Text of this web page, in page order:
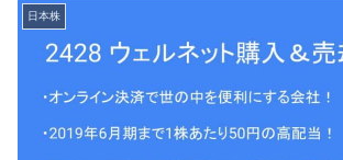
日本株